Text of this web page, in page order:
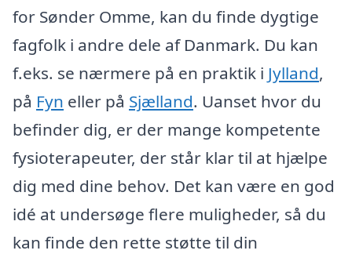
for Sønder Omme, kan du finde dygtige
fagfolk i andre dele af Danmark. Du kan
f.eks. se nærmere på en praktik i Jylland,
på Fyn eller på Sjælland. Uanset hvor du
befinder dig, er der mange kompetente
fysioterapeuter, der står klar til at hjælpe
dig med dine behov. Det kan være en god
idé at undersøge flere muligheder, så du
kan finde den rette støtte til din